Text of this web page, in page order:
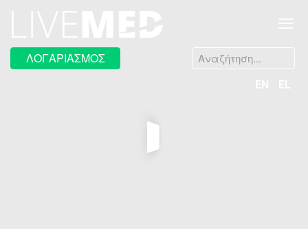
ΛΟΓΑΡΙΑΣΜΟΣ Αναζήτηση...